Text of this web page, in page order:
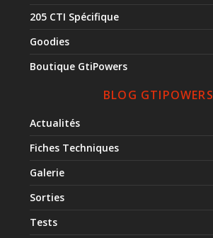
205 CTI Spécifique
Goodies
Boutique GtiPowers
BLOG GTIPOWERS
Actualités
Fiches Techniques
Galerie
Sorties
Tests